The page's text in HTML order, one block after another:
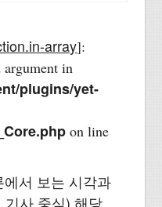
array]:
argument in
plugins/yet-
on line
서 보는 시각과
기사 중심) 해당